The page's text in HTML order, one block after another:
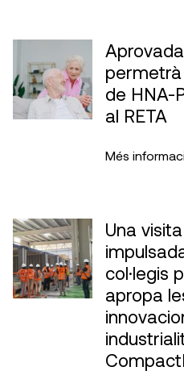
de HNA-
al RETA
Més
Una
col·legis
apropa